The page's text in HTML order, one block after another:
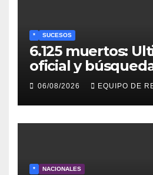
* SUCESOS
6.125 muertos:
oficial y
cadáveres
escombros
06/08/2026 EQUIPO DE
* NACIONALES